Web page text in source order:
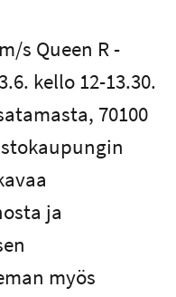
s Queen R -
kello 12-13.30.
70100
ja
myös